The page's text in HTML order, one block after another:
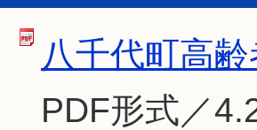
八千代町高
PDF形式／